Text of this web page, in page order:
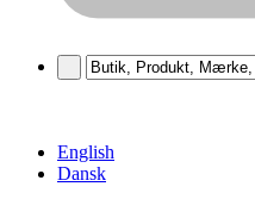
English
Dansk